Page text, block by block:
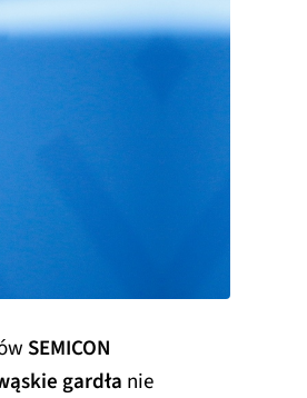
SEMICON
gardła nie